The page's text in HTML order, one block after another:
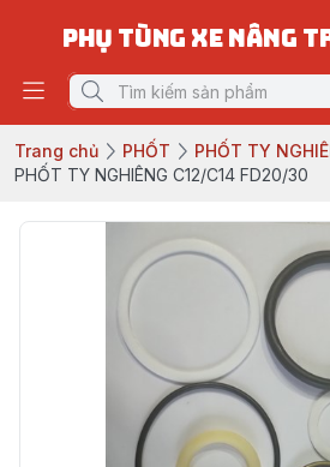
PHỤ TÙNG XE NÂNG
Trang chủ PHỐT
PHỐT TY
PHỐT TY NGHIÊNG C12/C14 FD20/30